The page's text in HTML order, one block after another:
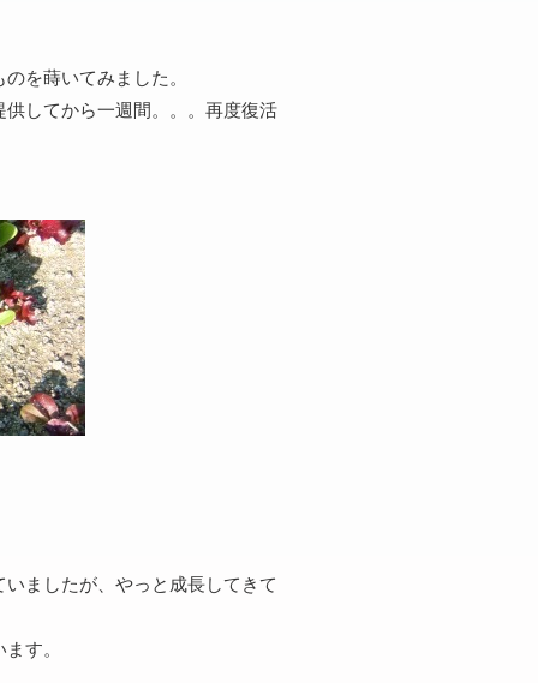
を蒔いてみました。
してから一週間。。。再度復活
ましたが、やっと成長してきて
す。